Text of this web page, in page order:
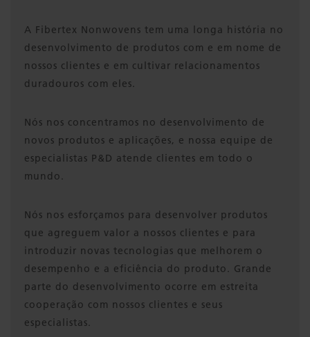
A Fibertex Nonwovens tem uma longa história no
desenvolvimento de produtos com e em nome de
nossos clientes e em cultivar relacionamentos
duradouros com eles.
Nós nos concentramos no desenvolvimento de
novos produtos e aplicações, e nossa equipe de
especialistas P&D atende clientes em todo o
mundo.
Nós nos esforçamos para desenvolver produtos
que agreguem valor a nossos clientes e para
introduzir novas tecnologias que melhorem o
desempenho e a eficiência do produto. Grande
parte do desenvolvimento ocorre em estreita
cooperação com nossos clientes e seus
especialistas.